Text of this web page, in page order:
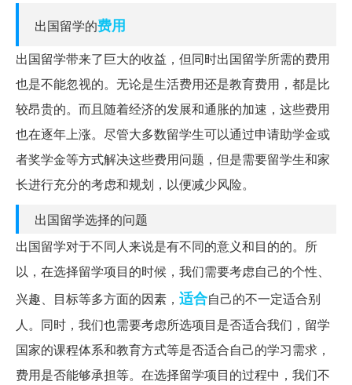
出国留学的费用
出国留学带来了巨大的收益，但同时出国留学所需的费用
也是不能忽视的。无论是生活费用还是教育费用，都是比
较昂贵的。而且随着经济的发展和通胀的加速，这些费用
也在逐年上涨。尽管大多数留学生可以通过申请助学金或
者奖学金等方式解决这些费用问题，但是需要留学生和家
长进行充分的考虑和规划，以便减少风险。
出国留学选择的问题
出国留学对于不同人来说是有不同的意义和目的的。所
以，在选择留学项目的时候，我们需要考虑自己的个性、
兴趣、目标等多方面的因素， 适合自己的不一定适合别
人。同时，我们也需要考虑所选项目是否适合我们，留学
国家的课程体系和教育方式等是否适合自己的学习需求，
费用是否能够承担等。在选择留学项目的过程中，我们不